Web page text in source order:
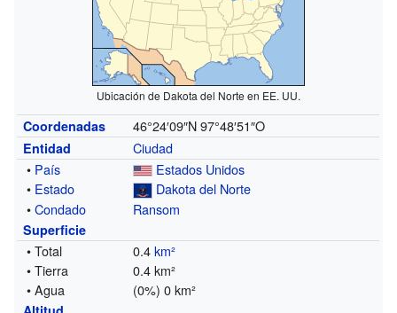
Ubicación de Dakota del Norte en EE. UU.
Coordenadas 46°24′09″N 97°48′51″O
Entidad
Ciudad
• País
Estados Unidos
• Estado
Dakota del Norte
•Condado Ransom
Superficie
• Total 0.4km²
• Tierra
0.4 km²
• Agua
(0%) 0 km²